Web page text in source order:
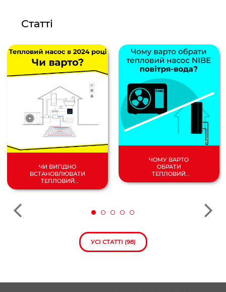
Статті
ЧИ ВИГІДНО
ВСТАНОВЛЮВАТИ
ТЕПЛОВИЙ
НАСОС У 2024
ЧОМУ ВАРТО
ОБРАТИ
ТЕПЛОВИЙ
УСІ СТАТТІ (98)